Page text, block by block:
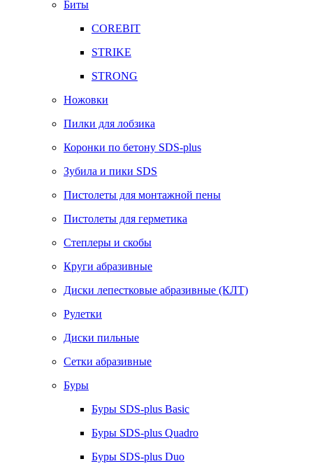
Биты
COREBIT
STRIKE
STRONG
Ножовки
Пилки для лобзика
Коронки по бетону SDS-plus
Зубила и пики SDS
Пистолеты для монтажной пены
Пистолеты для герметика
Степлеры и скобы
Круги абразивные
Диски лепестковые абразивные (КЛТ)
Рулетки
Диски пильные
Сетки абразивные
Буры
Буры SDS-plus Basic
Буры SDS-plus Quadro
Буры SDS-plus Duo